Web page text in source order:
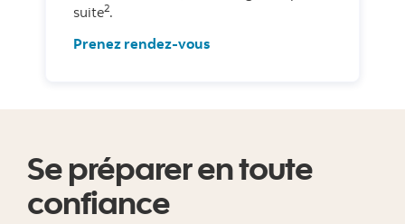
suite2.
Prenez rendez-vous
Se préparer en toute
confiance